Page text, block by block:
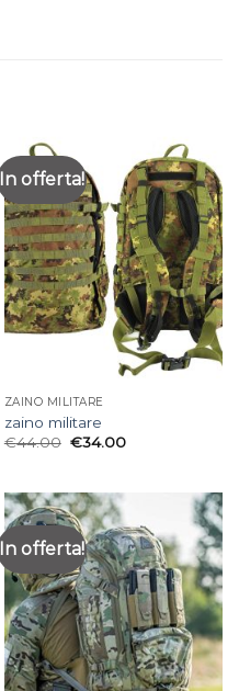
In offerta!
ZAINO MILITARE
zaino militare
€44.00 €34.00
In offerta!